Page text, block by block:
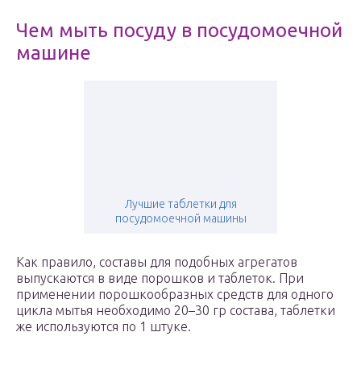
Чем мыть посуду в посудомоечной
машине
Лучшие таблетки для
посудомоечной машины
Как правило, составы для подобных агрегатов
выпускаются в виде порошков и таблеток. При
применении порошкообразных средств для одного
цикла мытья необходимо 20–30 гр состава, таблетки
же используются по 1 штуке.